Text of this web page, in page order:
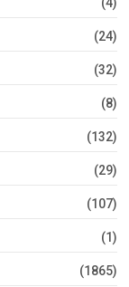
(4)
(24)
(32)
(8)
(132)
(29)
(107)
(1)
(1865)